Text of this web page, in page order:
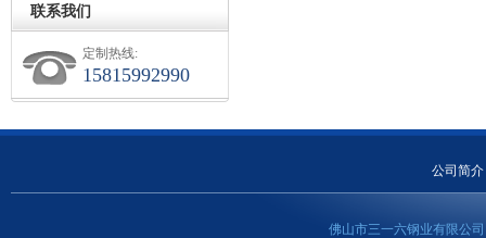
联系我们
定制热线:
15815992990
公司简介
佛山市三一六钢业有限公